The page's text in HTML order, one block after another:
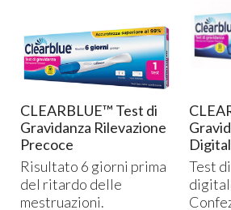
CLEARBLUE™ Test di
Gravidanza Rilevazione
Precoce
Risultato 6 giorni prima
del ritardo delle
mestruazioni.
Test